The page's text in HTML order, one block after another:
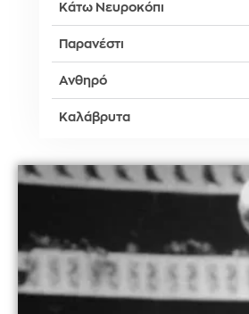
Κάτω Νευροκόπι
Παρανέστι
Ανθηρό
Καλάβρυτα